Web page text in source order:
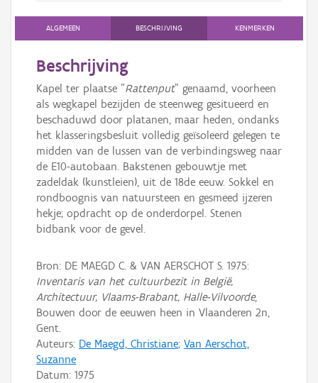
ALGEMEEN BESCHRIJVING KENMERKEN
Beschrijving
Kapel ter plaatse "Rattenput" genaamd, voorheen
als wegkapel bezijden de steenweg gesitueerd en
beschaduwd door platanen, maar heden, ondanks
het klasseringsbesluit volledig geïsoleerd gelegen te
midden van de lussen van de verbindingsweg naar
de E10-autobaan. Bakstenen gebouwtje met
zadeldak (kunstleien), uit de 18de eeuw. Sokkel en
rondboognis van natuursteen en gesmeed ijzeren
hekje; opdracht op de onderdorpel. Stenen
bidbank voor de gevel.
Bron: DE MAEGD C. & VAN AERSCHOT S. 1975:
Inventaris van het cultuurbezit in België,
Architectuur, Vlaams-Brabant, Halle-Vilvoorde,
Bouwen door de eeuwen heen in Vlaanderen 2n,
Gent.
Auteurs: De Maegd, Christiane; Van Aerschot,
Suzanne
Datum: 1975